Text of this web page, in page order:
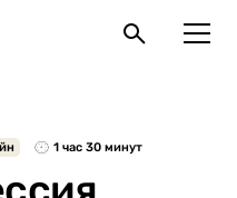
1 час 30 минут